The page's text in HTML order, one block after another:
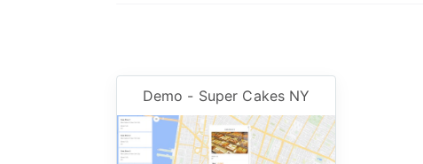
Demo - Super Cakes NY